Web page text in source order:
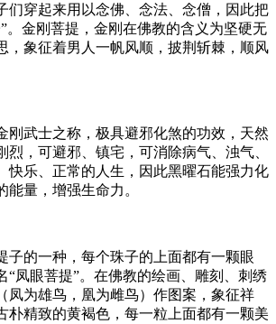
们穿起来用以念佛、念法、念僧，因此把
。金刚菩提，金刚在佛教的含义为坚硬无
，象征着男人一帆风顺，披荆斩棘，顺风
武士之称，极具避邪化煞的功效，天然
烈，可避邪、镇宅，可消除病气、浊气、
快乐、正常的人生，因此黑曜石能强力化
量，增强生命力。
的一种，每个珠子的上面都有一颗眼
“凤眼菩提”。在佛教的绘画、雕刻、刺绣
凤为雄鸟，凰为雌鸟）作图案，象征祥
朴精致的黄褐色，每一粒上面都有一颗美